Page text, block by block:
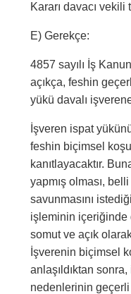
Kararı davacı vekili
E) Gerekçe:
4857 sayılı İş
açıkça, feshin
yükü davalı
İşveren ispat
feshin biçimsel
kanıtlayacaktır.
yapmış olması,
savunmasını
işleminin içeriğinde
somut ve açık
İşverenin biçimsel
anlaşıldıktan
nedenlerinin